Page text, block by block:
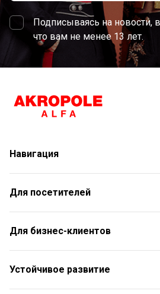
Подписываясь на новости,
что вам не менее 13 лет.
Навигация
Услуги
Развлечения
Рестораны
Для посетителей
С животными
Контакты
Aкции
Для бизнес-клиентов
Подарочная карта для
Устойчивое развитие